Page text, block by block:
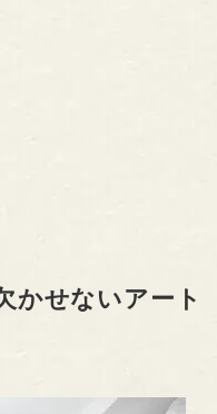
かせないアート